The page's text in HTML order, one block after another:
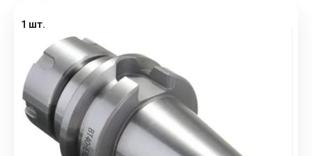
1 шт.